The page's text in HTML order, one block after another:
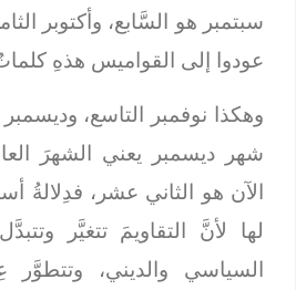
سبتمبر هو السَّابع، وأكتوبر
عودوا إلى القواميس هذهِ كلماتٌ
وهكذا نوفمبر التاسع، وديسمبر
شهر ديسمبر يعني الشهرَ
الآن هو الثاني عشر، فدِلالةُ
لها لأنَّ التقاويمَ تتغيَّر
السياسي والديني،